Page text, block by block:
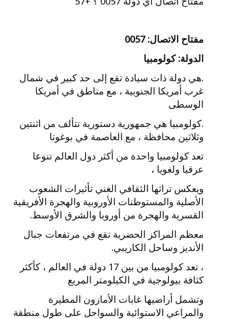
مفتاح الاتصال: 0057
الدولة: كولومبيا
.هي دولة ذات سيادة تقع إلى حد كبير في شمال
غرب أمريكا الجنوبية ، مع مناطق في أمريكا
الوسطى
.كولومبيا هي جمهورية دستورية تتألف من اثنتين
وثلاثين محافظة ، مع العاصمة في بوغوتا
تعد كولومبيا واحدة من أكثر دول العالم تنوعا
عرقيا ولغويا ،
ويعكس تراثها الثقافي الغني تأثيرات الشعوب
الأصلية والمستوطنات الأوروبية والهجرة الأفريقية
القسرية والهجرة من أوروبا والشرق الأوسط.
معظم المراكز الحضرية تقع في مرتفعات جبال
الأنديز وساحل الكاريبي.
، تعد كولومبيا من بين 17 دولة في العالم ، كأكثر
كثافة بيولوجية في الكيلومتر المربع
وتشمل أراضيها غابات الأمازون المطيرة
والمراعي الاستوائية والسواحل على طول منطقة